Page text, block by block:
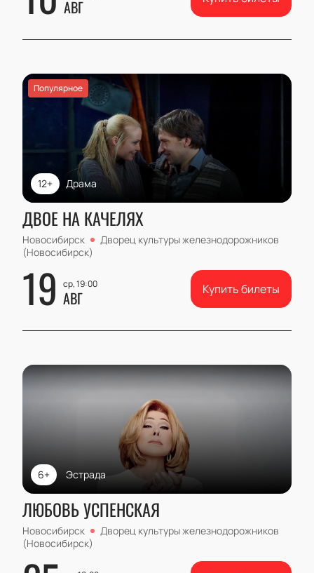
АВГ
Популярное
Драма
12+
ДВОЕ НА КАЧЕЛЯХ
Новосибирск
Дворец культуры железнодорожников
(Новосибирск)
19 ср, 19:00
АВГ Купить билеты
Эстрада
6+
ЛЮБОВЬ УСПЕНСКАЯ
Новосибирск
Дворец культуры железнодорожников
(Новосибирск)